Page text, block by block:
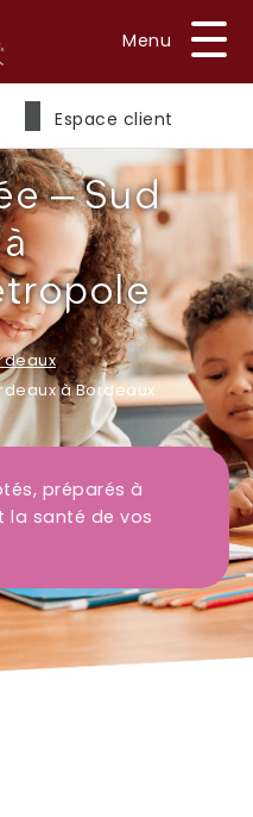
Espace client
– Sud
à Bordeaux
préparés à
la santé de vos